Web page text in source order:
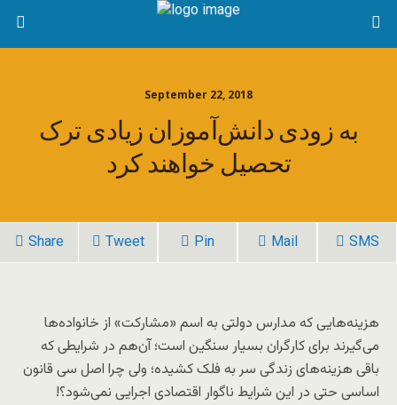
September 22, 2018
به زودی دانش‌آموزان زیادی ترک
تحصیل خواهند کرد
Share Tweet Pin Mail SMS
هزینه‌هایی که مدارس دولتی به اسم «مشارکت» از خانواده‌ها
می‌گیرند برای کارگران بسیار سنگین است؛ آن‌هم در شرایطی که
باقی هزینه‌های زندگی سر به فلک کشیده؛ ولی چرا اصل سی قانون
اساسی حتی در این شرایط ناگوار اقتصادی اجرایی نمی‌شود؟!